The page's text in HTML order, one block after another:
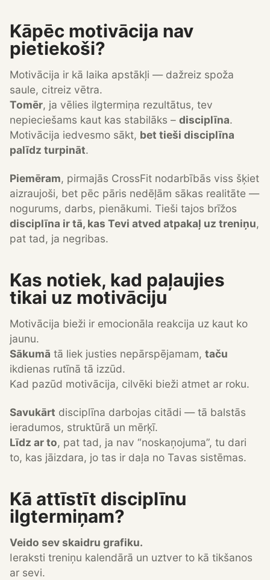
Kāpēc motivācija nav
pietiekoši?
Motivācija ir kā laika apstākļi — dažreiz spoža
saule, citreiz vētra.
Tomēr, ja vēlies ilgtermiņa rezultātus, tev
nepieciešams kaut kas stabilāks – disciplīna.
Motivācija iedvesmo sākt, bet tieši disciplīna
palīdz turpināt.
Piemēram, pirmajās CrossFit nodarbībās viss šķiet
aizraujoši, bet pēc pāris nedēļām sākas realitāte —
nogurums, darbs, pienākumi. Tieši tajos brīžos
disciplīna ir tā, kas Tevi atved atpakaļ uz treniņu,
pat tad, ja negribas.
Kas notiek, kad paļaujies
tikai uz motivāciju
Motivācija bieži ir emocionāla reakcija uz kaut ko
jaunu.
Sākumā tā liek justies nepārspējamam, taču
ikdienas rutīnā tā izzūd.
Kad pazūd motivācija, cilvēki bieži atmet ar roku.
Savukārt disciplīna darbojas citādi — tā balstās
ieradumos, struktūrā un mērķī.
Līdz ar to, pat tad, ja nav “noskaņojuma”, tu dari
to, kas jāizdara, jo tas ir daļa no Tavas sistēmas.
Kā attīstīt disciplīnu
ilgtermiņam?
Veido sev skaidru grafiku.
Ieraksti treniņu kalendārā un uztver to kā tikšanos
ar sevi.